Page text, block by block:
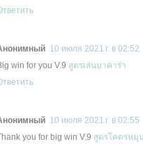
10 июля 2021 г. в 02:52
win for you V.9 สูตรเล่นบาคาร่า
10 июля 2021 г. в 02:55
you for big win V.9 สูตรโคตรหมุ